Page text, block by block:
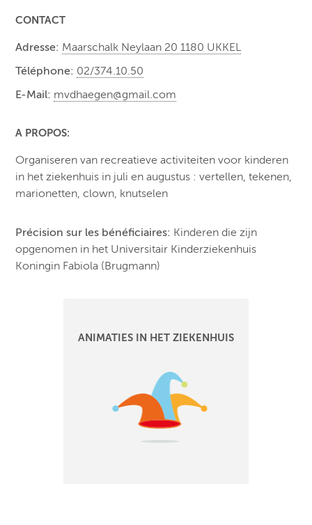
CONTACT
Adresse: Maarschalk Neylaan 20 1180 UKKEL
Téléphone: 02/374.10.50
E-Mail: mvdhaegen@gmail.com
A PROPOS:
Organiseren van recreatieve activiteiten voor kinderen
in het ziekenhuis in juli en augustus : vertellen, tekenen,
marionetten, clown, knutselen
Précision sur les bénéficiaires: Kinderen die zijn
opgenomen in het Universitair Kinderziekenhuis
Koningin Fabiola (Brugmann)
ANIMATIES IN HET ZIEKENHUIS